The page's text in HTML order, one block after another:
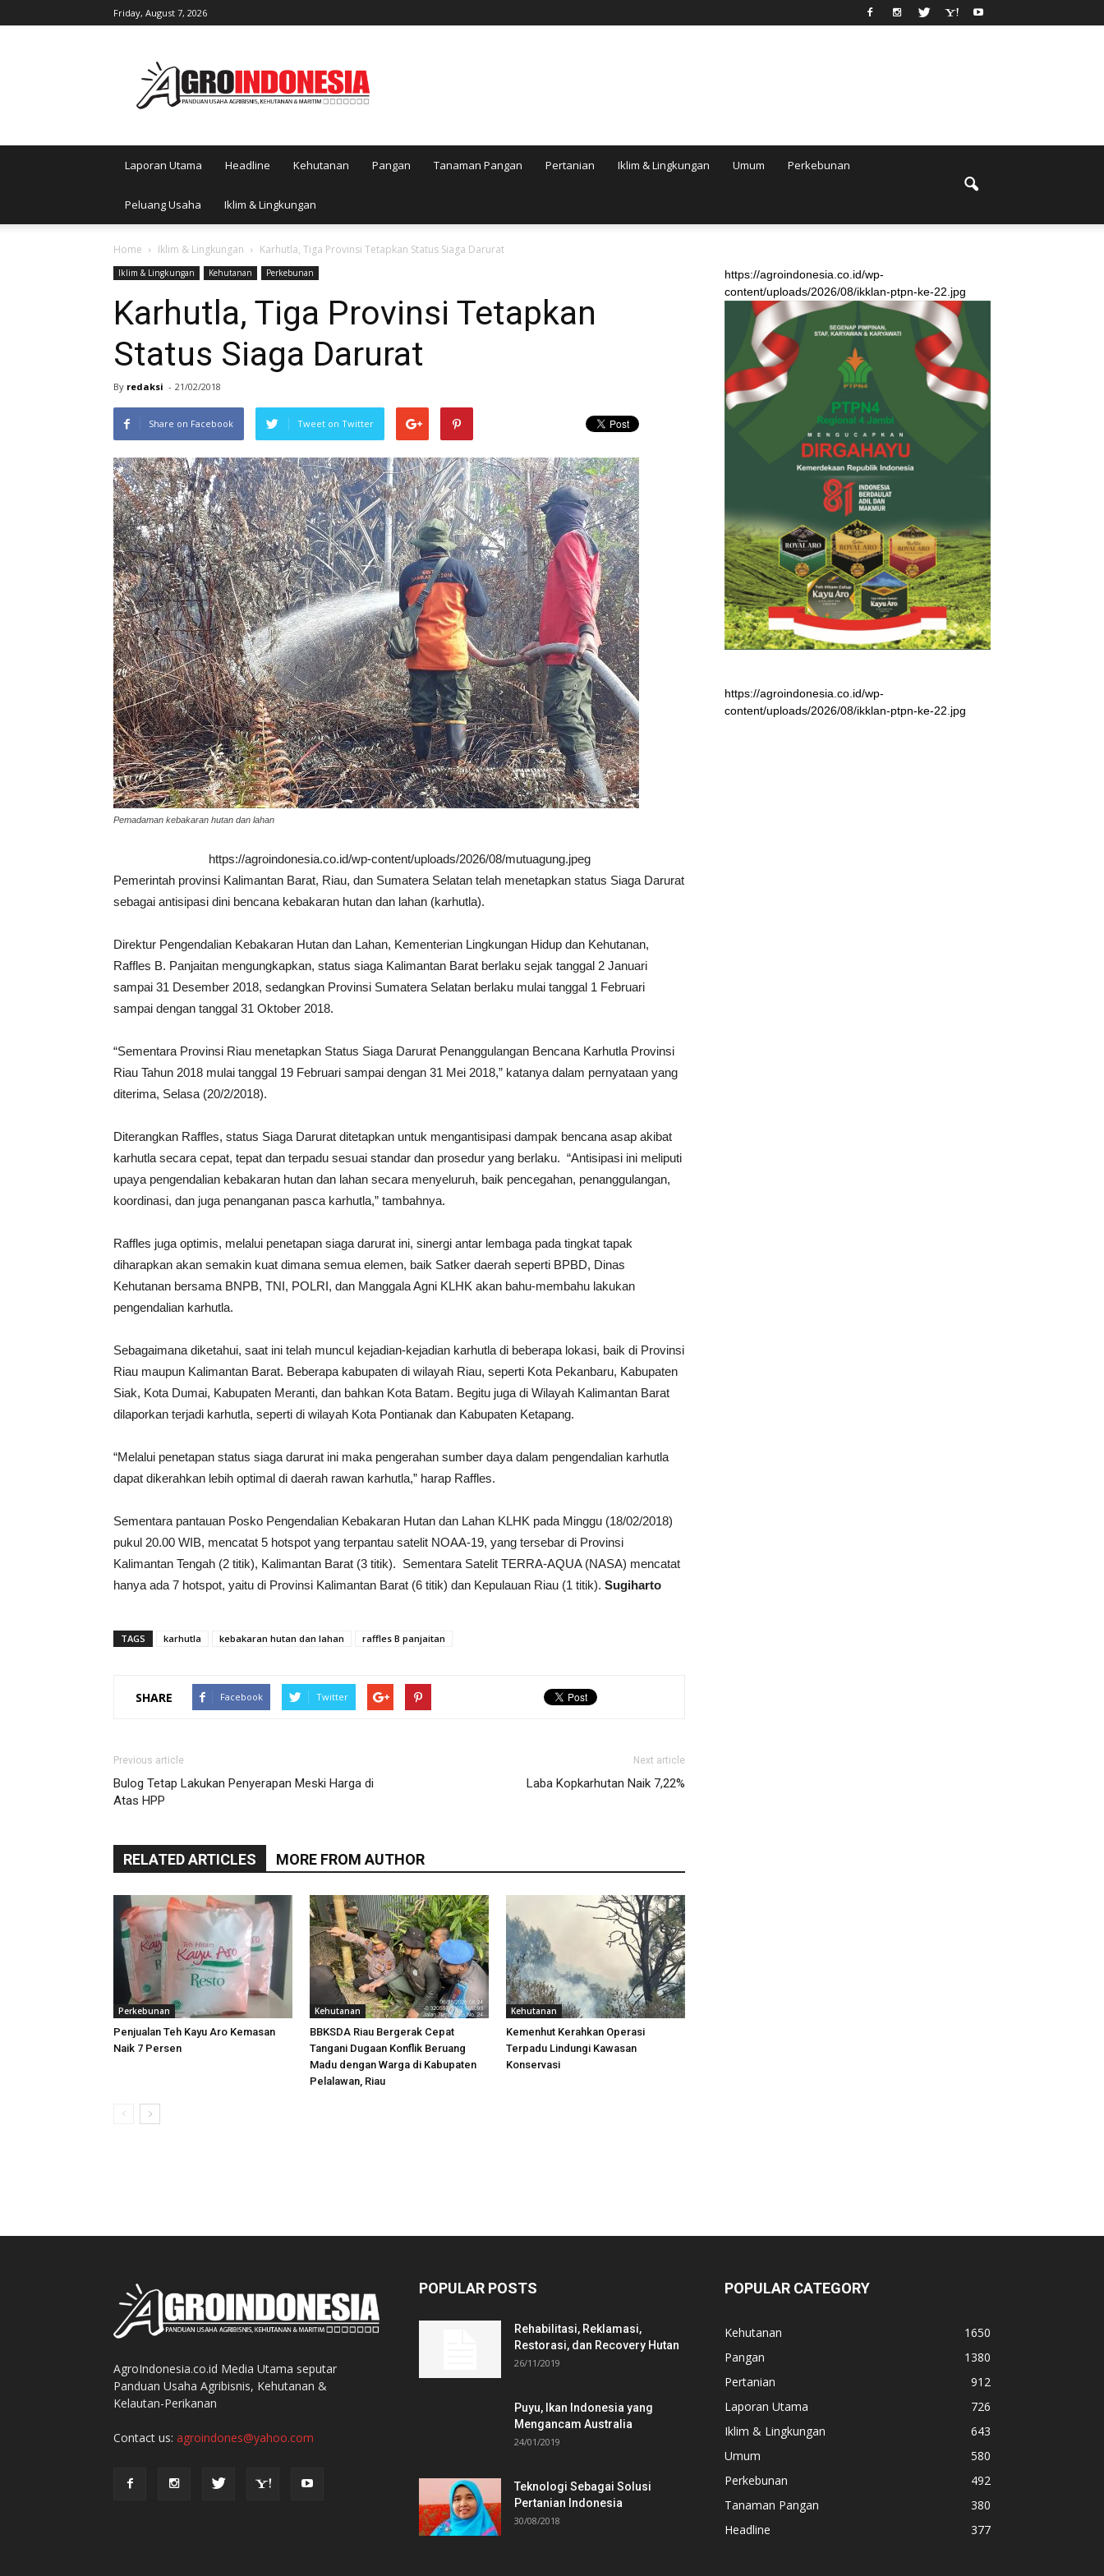
Friday, August 7, 2026
Laporan Utama Headline Kehutanan Pangan Tanaman Pangan Pertanian Iklim & Lingkungan Umum Perkebunan
Peluang Usaha Iklim & Lingkungan
Home Iklim & Lingkungan Karhutla, Tiga Provinsi Tetapkan Status Siaga Darurat
Iklim & Lingkungan Kehutanan Perkebunan
Karhutla, Tiga Provinsi Tetapkan
Status Siaga Darurat
By redaksi - 21/02/2018
Share on Facebook Tweet on Twitter
Pemadaman kebakaran hutan dan lahan
https://agroindonesia.co.id/wp-content/uploads/2026/08/mutuagung.jpeg
Pemerintah provinsi Kalimantan Barat, Riau, dan Sumatera Selatan telah menetapkan status Siaga Darurat
sebagai antisipasi dini bencana kebakaran hutan dan lahan (karhutla).
Direktur Pengendalian Kebakaran Hutan dan Lahan, Kementerian Lingkungan Hidup dan Kehutanan,
Raffles B. Panjaitan mengungkapkan, status siaga Kalimantan Barat berlaku sejak tanggal 2 Januari
sampai 31 Desember 2018, sedangkan Provinsi Sumatera Selatan berlaku mulai tanggal 1 Februari
sampai dengan tanggal 31 Oktober 2018.
“Sementara Provinsi Riau menetapkan Status Siaga Darurat Penanggulangan Bencana Karhutla Provinsi
Riau Tahun 2018 mulai tanggal 19 Februari sampai dengan 31 Mei 2018,” katanya dalam pernyataan yang
diterima, Selasa (20/2/2018).
Diterangkan Raffles, status Siaga Darurat ditetapkan untuk mengantisipasi dampak bencana asap akibat
karhutla secara cepat, tepat dan terpadu sesuai standar dan prosedur yang berlaku. “Antisipasi ini meliputi
upaya pengendalian kebakaran hutan dan lahan secara menyeluruh, baik pencegahan, penanggulangan,
koordinasi, dan juga penanganan pasca karhutla,” tambahnya.
Raffles juga optimis, melalui penetapan siaga darurat ini, sinergi antar lembaga pada tingkat tapak
diharapkan akan semakin kuat dimana semua elemen, baik Satker daerah seperti BPBD, Dinas
Kehutanan bersama BNPB, TNI, POLRI, dan Manggala Agni KLHK akan bahu-membahu lakukan
pengendalian karhutla.
Sebagaimana diketahui, saat ini telah muncul kejadian-kejadian karhutla di beberapa lokasi, baik di Provinsi
Riau maupun Kalimantan Barat. Beberapa kabupaten di wilayah Riau, seperti Kota Pekanbaru, Kabupaten
Siak, Kota Dumai, Kabupaten Meranti, dan bahkan Kota Batam. Begitu juga di Wilayah Kalimantan Barat
dilaporkan terjadi karhutla, seperti di wilayah Kota Pontianak dan Kabupaten Ketapang.
“Melalui penetapan status siaga darurat ini maka pengerahan sumber daya dalam pengendalian karhutla
dapat dikerahkan lebih optimal di daerah rawan karhutla,” harap Raffles.
Sementara pantauan Posko Pengendalian Kebakaran Hutan dan Lahan KLHK pada Minggu (18/02/2018)
pukul 20.00 WIB, mencatat 5 hotspot yang terpantau satelit NOAA-19, yang tersebar di Provinsi
Kalimantan Tengah (2 titik), Kalimantan Barat (3 titik). Sementara Satelit TERRA-AQUA (NASA) mencatat
hanya ada 7 hotspot, yaitu di Provinsi Kalimantan Barat (6 titik) dan Kepulauan Riau (1 titik). Sugiharto
TAGS karhutla kebakaran hutan dan lahan raffles B panjaitan
SHARE Facebook Twitter
Previous article
Bulog Tetap Lakukan Penyerapan Meski Harga di
Atas HPP
Next article
Laba Kopkarhutan Naik 7,22%
RELATED ARTICLES MORE FROM AUTHOR
Perkebunan
Penjualan Teh Kayu Aro Kemasan
Naik 7 Persen
Kehutanan
BBKSDA Riau Bergerak Cepat
Tangani Dugaan Konflik Beruang
Madu dengan Warga di Kabupaten
Pelalawan, Riau
Kehutanan
Kemenhut Kerahkan Operasi
Terpadu Lindungi Kawasan
Konservasi
https://agroindonesia.co.id/wp-
content/uploads/2026/08/ikklan-ptpn-ke-22.jpg
https://agroindonesia.co.id/wp-
content/uploads/2026/08/ikklan-ptpn-ke-22.jpg
AgroIndonesia.co.id Media Utama seputar
Panduan Usaha Agribisnis, Kehutanan &
Kelautan-Perikanan
Contact us: agroindones@yahoo.com
POPULAR POSTS
Rehabilitasi, Reklamasi,
Restorasi, dan Recovery Hutan
26/11/2019
Puyu, Ikan Indonesia yang
Mengancam Australia
24/01/2019
Teknologi Sebagai Solusi
Pertanian Indonesia
30/08/2018
POPULAR CATEGORY
Kehutanan
1650
Pangan
1380
Pertanian
912
Laporan Utama
726
Iklim & Lingkungan
643
Umum
580
Perkebunan
492
Tanaman Pangan
380
Headline
377